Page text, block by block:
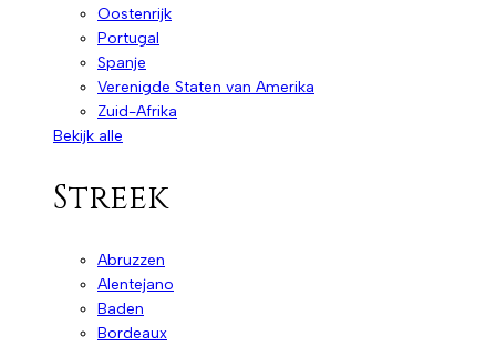
Oostenrijk
Portugal
Spanje
Verenigde Staten van Amerika
Zuid-Afrika
Bekijk alle
Streek
Abruzzen
Alentejano
Baden
Bordeaux